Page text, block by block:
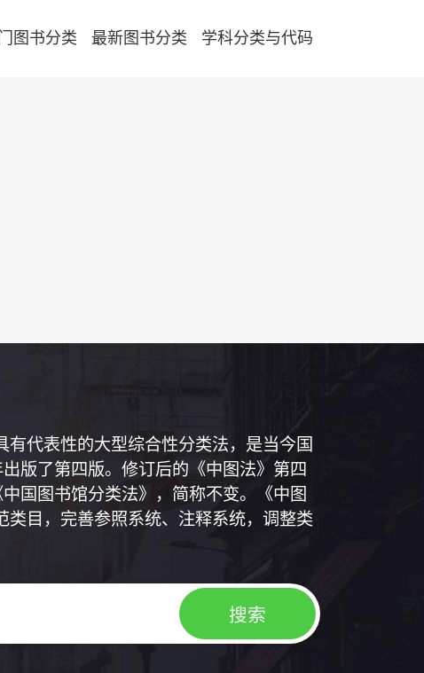
图书分类 最新图书分类 学科分类与代码
代表性的大型综合性分类法，是当今国
版了第四版。修订后的《中图法》第四
国图书馆分类法》，简称不变。《中图
目，完善参照系统、注释系统，调整类